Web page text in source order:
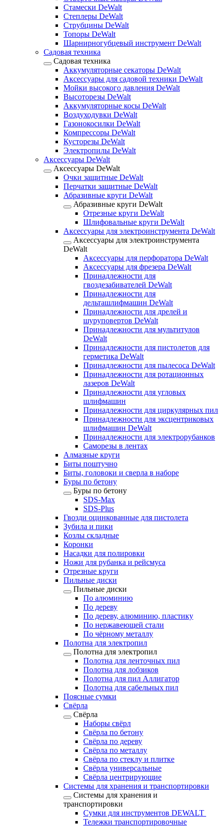
Стамески DeWalt
Степлеры DeWalt
Струбцины DeWalt
Топоры DeWalt
Шарнирногубцевый инструмент DeWalt
Садовая техника
Садовая техника
Аккумуляторные секаторы DeWalt
Аксессуары для садовой техники DeWalt
Мойки высокого давления DeWalt
Высоторезы DeWalt
Аккумуляторные косы DeWalt
Воздуходувки DeWalt
Газонокосилки DeWalt
Компрессоры DeWalt
Кусторезы DeWalt
Электропилы DeWalt
Аксессуары DeWalt
Аксессуары DeWalt
Очки защитные DeWalt
Перчатки защитные DeWalt
Абразивные круги DeWalt
Абразивные круги DeWalt
Отрезные круги DeWalt
Шлифовальные круги DeWalt
Аксессуары для электроинструмента DeWalt
Аксессуары для электроинструмента
DeWalt
Аксессуары для перфоратора DeWalt
Аксессуары для фрезера DeWalt
Принадлежности для
гвоздезабивателей DeWalt
Принадлежности для
дельташлифмашин DeWalt
Принадлежности для дрелей и
шуруповертов DeWalt
Принадлежности для мультитулов
DeWalt
Принадлежности для пистолетов для
герметика DeWalt
Принадлежности для пылесоса DeWalt
Принадлежности для ротационных
лазеров DeWalt
Принадлежности для угловых
шлифмашин
Принадлежности для циркулярных пил
Принадлежности для эксцентриковых
шлифмашин DeWalt
Принадлежности для электрорубанков
Саморезы в лентах
Алмазные круги
Биты поштучно
Биты, головоки и сверла в наборе
Буры по бетону
Буры по бетону
SDS-Max
SDS-Plus
Гвозди оцинкованные для пистолета
Зубила и пики
Козлы складные
Коронки
Насадки для полировки
Ножи для рубанка и рейсмуса
Отрезные круги
Пильные диски
Пильные диски
По алюминию
По дереву
По дереву, алюминию, пластику
По нержавеющей стали
По чёрному металлу
Полотна для электропил
Полотна для электропил
Полотна для ленточных пил
Полотна для лобзиков
Полотна для пил Аллигатор
Полотна для сабельных пил
Поясные сумки
Свёрла
Свёрла
Наборы свёрл
Свёрла по бетону
Свёрла по дереву
Свёрла по металлу
Свёрла по стеклу и плитке
Свёрла универсальные
Свёрла центрирующие
Системы для хранения и транспортировки
Системы для хранения и
транспортировки
Сумки для инструментов DEWALT
Тележки транспортировочные